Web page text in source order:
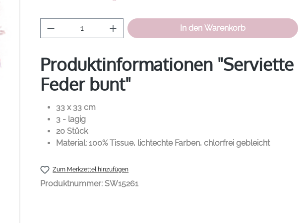
Produkt Anzahl: Gib den gewünschten Wert
In den Warenkorb
Produktinformationen "Serviette
Feder bunt"
33 x 33 cm
3 - lagig
20 Stück
Material: 100% Tissue, lichtechte Farben, chlorfrei gebleicht
Zum Merkzettel hinzufügen
Produktnummer: SW15261